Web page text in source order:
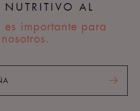
NUTRITIVO AL
es importante para
nosotros.